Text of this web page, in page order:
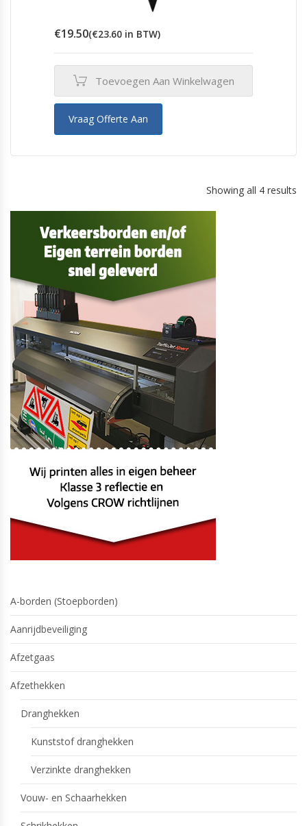
€19.50(€23.60 in BTW)
Toevoegen Aan Winkelwagen
Vraag Offerte Aan
Showing all 4 results
A-borden (Stoepborden)
Aanrijdbeveiliging
Afzetgaas
Afzethekken
Dranghekken
Kunststof dranghekken
Verzinkte dranghekken
Vouw- en Schaarhekken